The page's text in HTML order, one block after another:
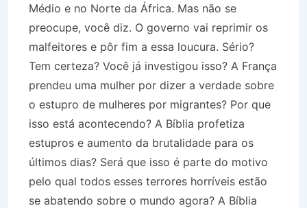
Médio e no Norte da África. Mas não se
preocupe, você diz. O governo vai reprimir os
malfeitores e pôr fim a essa loucura. Sério?
Tem certeza? Você já investigou isso? A França
prendeu uma mulher por dizer a verdade sobre
o estupro de mulheres por migrantes? Por que
isso está acontecendo? A Bíblia profetiza
estupros e aumento da brutalidade para os
últimos dias? Será que isso é parte do motivo
pelo qual todos esses terrores horríveis estão
se abatendo sobre o mundo agora? A Bíblia